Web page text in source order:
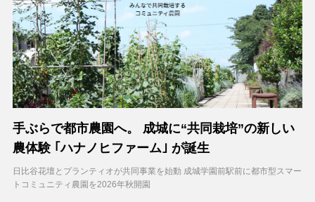
手ぶらで都市農園へ。 成城に“共同栽培”の新しい
農体験 ｢ハナノヒファーム｣ が誕生
日比谷花壇とプランティオが共同事業を始動 成城学園前駅前に都市型スマー
トコミュニティ農園を2026年秋開園